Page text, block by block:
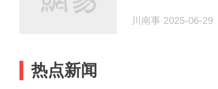
川南事 2025-06-29
热点新闻